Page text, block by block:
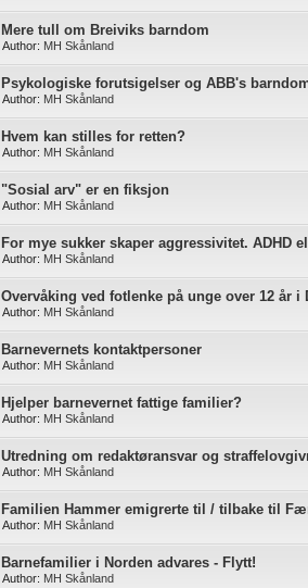
Mere tull om Breiviks barndom
Author: MH Skånland
Psykologiske forutsigelser og ABB's
Author: MH Skånland
Hvem kan stilles for retten?
Author: MH Skånland
"Sosial arv" er en fiksjon
Author: MH Skånland
For mye sukker skaper aggressivitet. ADHD
Author: MH Skånland
Overvåking ved fotlenke på unge over 12 år i
Author: MH Skånland
Barnevernets kontaktpersoner
Author: MH Skånland
Hjelper barnevernet fattige familier?
Author: MH Skånland
Utredning om redaktøransvar og
Author: MH Skånland
Familien Hammer emigrerte til / tilbake til
Author: MH Skånland
Barnefamilier i Norden advares - Flytt!
Author: MH Skånland